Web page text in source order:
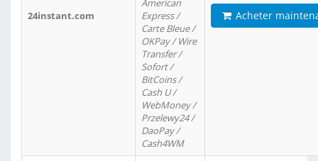
24instant.com
American
Express /
Carte Bleue /
OKPay / Wire
Transfer /
Sofort /
BitCoins /
Cash U /
WebMoney /
Przelewy24 /
DaoPay /
Cash4WM
Acheter